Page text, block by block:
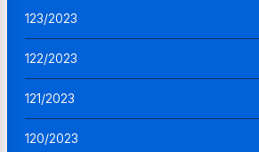
123/2023
122/2023
121/2023
120/2023